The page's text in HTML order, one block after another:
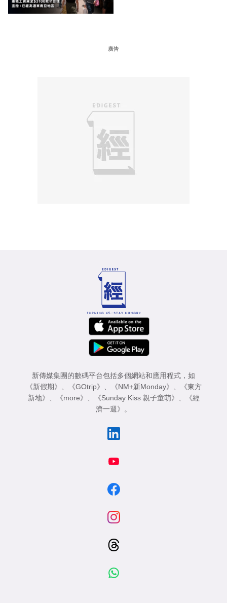
廣告
新傳媒集團的數碼平台包括多個網站和應用程式，如
《新假期》
《GOtrip》 《NM+新Monday》
《東方
新地》
《more》 《Sunday Kiss 親子童萌》
《經
濟一週》
。